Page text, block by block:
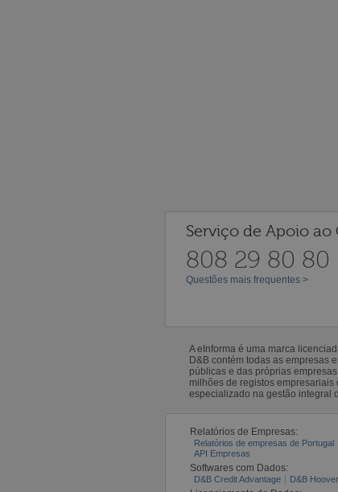
Serviço de Apoio ao
808 29 80 80
Questões mais frequentes >
A eInforma é uma marca
D&B contém todas as empresas
públicas e das próprias
milhões de registos empresariais
especializado na gestão integral
Relatórios de Empresas:
Relatórios de empresas de Portugal
API Empresas
Softwares com Dados:
D&B Credit Advantage D&B